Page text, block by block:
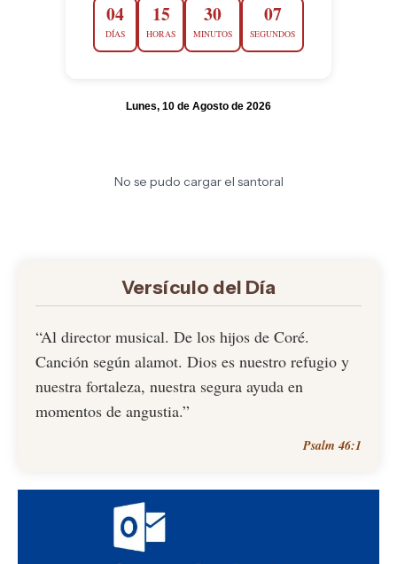
04
DÍAS
15
HORAS
30
MINUTOS
06
SEGUNDOS
Lunes, 10 de Agosto de 2026
No se pudo cargar el santoral
Versículo del Día
“Al director musical. De los hijos de Coré.
Canción según alamot. Dios es nuestro refugio y
nuestra fortaleza, nuestra segura ayuda en
momentos de angustia.”
Psalm 46:1